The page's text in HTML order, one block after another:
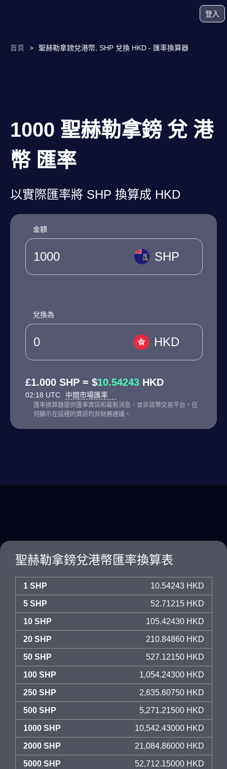
登入
首頁 > 聖赫勒拿鎊兌港幣, SHP 兌換 HKD - 匯率換算器
1000 聖赫勒拿鎊 兌 港
幣 匯率
以實際匯率將 SHP 換算成 HKD
金額
SHP
兌換為
HKD
£1.000 SHP = $10.54243 HKD
02:18 UTC 中間市場匯率
匯率換算器提供匯率資訊和最新消息，並非貨幣交易平台。任
何顯示在這裡的資訊均非財務建議。
聖赫勒拿鎊兌港幣匯率換算表
1 SHP 10.54243 HKD
5 SHP 52.71215 HKD
10 SHP 105.42430 HKD
20 SHP 210.84860 HKD
50 SHP 527.12150 HKD
100 SHP 1,054.24300 HKD
250 SHP 2,635.60750 HKD
500 SHP 5,271.21500 HKD
1000 SHP 10,542.43000 HKD
2000 SHP 21,084.86000 HKD
5000 SHP 52,712.15000 HKD